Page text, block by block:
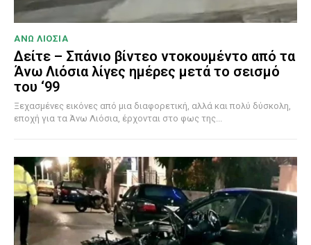
ΑΝΩ ΛΙΟΣΙΑ
Δείτε – Σπάνιο βίντεο ντοκουμέντο από τα
Άνω Λιόσια λίγες ημέρες μετά το σεισμό
του ‘99
Ξεχασμένες εικόνες από μια διαφορετική, αλλά και πολύ δύσκολη,
εποχή για τα Άνω Λιόσια, έρχονται στο φως της...